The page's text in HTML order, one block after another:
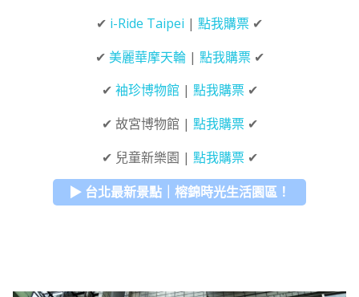
✔ i-Ride Taipei | 點我購票 ✔
✔ 美麗華摩天輪| 點我購票✔
✔ 袖珍博物館| 點我購票✔
✔ 故宮博物館 | 點我購票✔
✔ 兒童新樂園 | 點我購票✔
▶ 台北最新景點｜榕錦時光生活園區！